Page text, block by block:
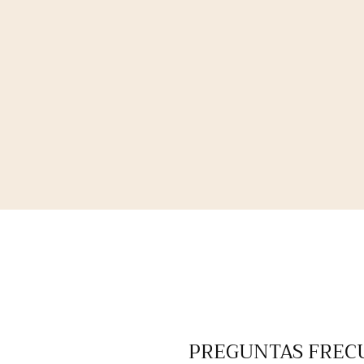
PREGUNTAS